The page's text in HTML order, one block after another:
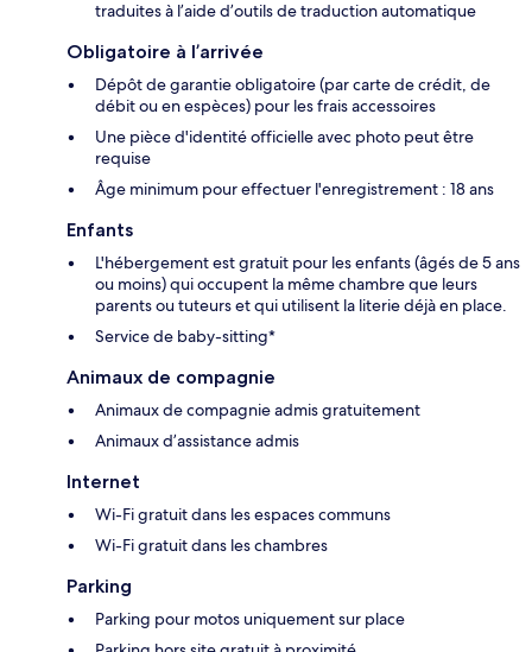
traduites à l’aide d’outils de traduction automatique
Obligatoire à l’arrivée
Dépôt de garantie obligatoire (par carte de crédit, de
débit ou en espèces) pour les frais accessoires
Une pièce d'identité officielle avec photo peut être
requise
Âge minimum pour effectuer l'enregistrement : 18 ans
Enfants
L'hébergement est gratuit pour les enfants (âgés de 5 ans
ou moins) qui occupent la même chambre que leurs
parents ou tuteurs et qui utilisent la literie déjà en place.
Service de baby-sitting*
Animaux de compagnie
Animaux de compagnie admis gratuitement
Animaux d’assistance admis
Internet
Wi-Fi gratuit dans les espaces communs
Wi-Fi gratuit dans les chambres
Parking
Parking pour motos uniquement sur place